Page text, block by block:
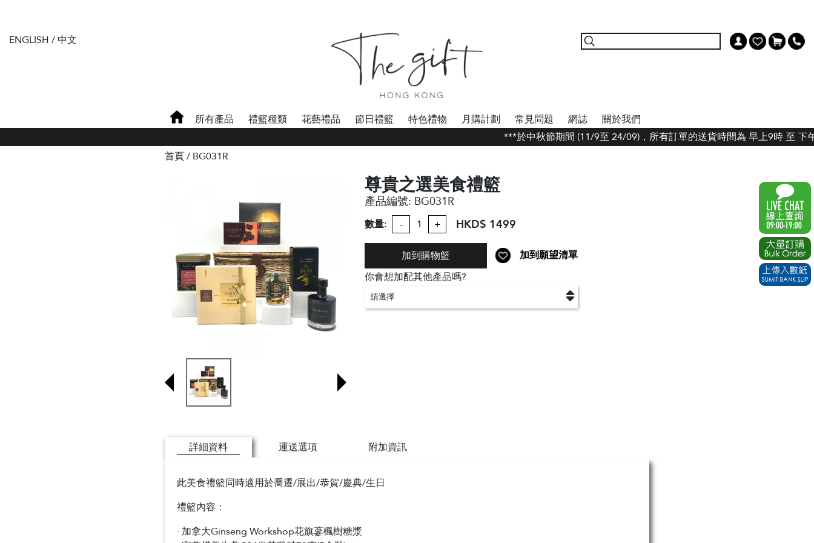
ENGLISH /中文
所有產品 禮籃種類 花藝禮品 節日禮籃 特色禮物 月購計劃 常見問題 網誌
關於我們
***於中秋節期間 (11/9至 24/09)，所有訂單的送貨時間為 早上9時 至 下
首頁
BG031R
尊貴之選美食禮籃
產品編號: BG031R
數量: - + HKD$ 1499
加到購物籃
加到願望清單
你會想加配其他產品嗎?
請選擇
詳細資料 運送選項 附加資訊
此美食禮籃同時適用於喬遷/展出/恭賀/慶典/生日
禮籃內容：
· 加拿大Ginseng Workshop花旗蔘楓樹糖漿